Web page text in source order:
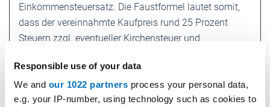
Responsible use of your data
We and our 1022 partners process your personal data,
e.g. your IP-number, using technology such as cookies to
Einkommensteuersatz. Die Faustformel lautet somit,
dass der vereinnahmte Kaufpreis rund 25 Prozent
Steuern zzgl. eventueller Kirchensteuer und
Beteiligungsprivileg:Ausschüttungen und
Veräußerungsgewinne von Kapitalbeteiligungen wie